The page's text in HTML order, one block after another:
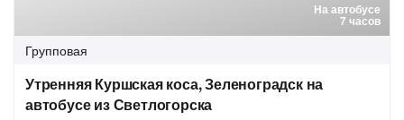
На автобусе
7 часов
Групповая
Утренняя Куршская коса, Зеленоградск на
автобусе из Светлогорска